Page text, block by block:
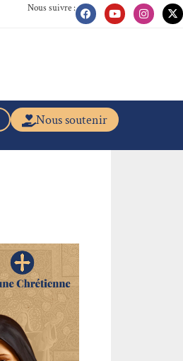
Nous suivre :
Nous soutenir